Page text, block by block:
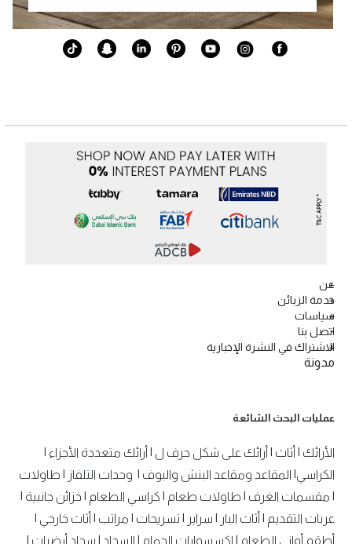
عن
خدمة الزبائن
سياسات
اتصل بنا
الاشتراك في النشرة الإخبارية
مدونة
عمليات البحث الشائعة
الأرائك أثاث أرائك على شكل حرف ل أرائك متعددة الأجزاء
الكراسي المقاعد ومقاعد البنش والبوف وحدات التلفاز
طاولات
مقسمات الغرف طاولات طعام كراسي الطعام خزائن جانبية
عربات التقديم
أثاث البار سراير تسريحات مراتب أثاث خارجي
أطقم أواني الطعام
اكسسوارات الحمام السجاد سجاد أرضيات